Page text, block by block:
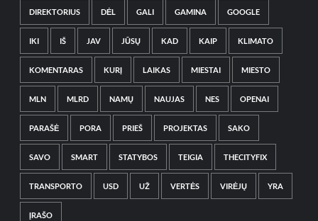
DIREKTORIUS DĖL GALI GAMINA GOOGLE
IKI IŠ JAV JŪSŲ KAD KAIP KLIMATO
KOMENTARAS KURĮ LAIKAS MIESTAI MIESTO
MLN MLRD NAMŲ NAUJAS NES OPENAI
PARAŠĖ PORA PRIEŠ PROJEKTAS SAKO
SAVO SMART STATYBOS TEIGIA THECITYFIX
TRANSPORTO USD UŽ VERTĖS VIRĖJŲ YRA
ĮRAŠO